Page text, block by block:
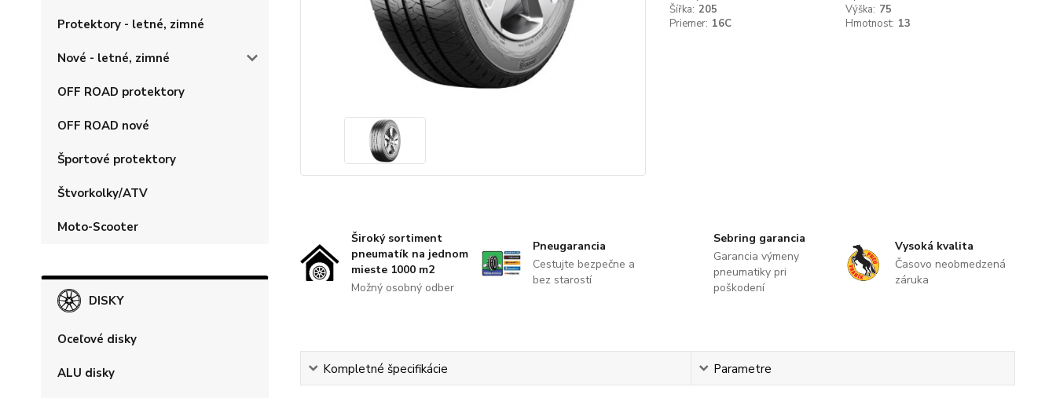
Protektory - letné, zimné
Nové - letné, zimné
OFF ROAD protektory
OFF ROAD nové
Športové protektory
Štvorkolky/ATV
Moto-Scooter
DISKY
Oceľové disky
ALU disky
Šířka: 205 Výška: 75
Priemer: 16C Hmotnost: 13
Široký sortiment
pneumatík na jednom
mieste 1000 m2
Možný osobný odber
Pneugarancia
Cestujte bezpečne a
bez starostí
Sebring garancia
Garancia výmeny
pneumatiky pri
poškodení
Vysoká kvalita
Časovo neobmedzená
záruka
Kompletné špecifikácie Parametre